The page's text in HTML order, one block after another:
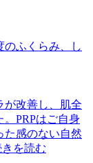
のふくらみ、し
が改善し、肌全
PRPはご自身
た感のない自然
を読む